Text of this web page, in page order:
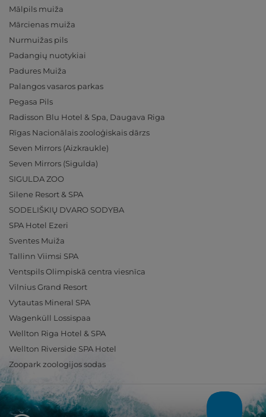
Mālpils muiža
Mārcienas muiža
Nurmuižas pils
Padangių nuotykiai
Padures Muiža
Palangos vasaros parkas
Pegasa Pils
Radisson Blu Hotel & Spa, Daugava Riga
Rīgas Nacionālais zooloģiskais dārzs
Seven Mirrors (Aizkraukle)
Seven Mirrors (Sigulda)
SIGULDA ZOO
Silene Resort & SPA
SODELIŠKIŲ DVARO SODYBA
SPA Hotel Ezeri
Sventes Muiža
Tallinn Viimsi SPA
Ventspils Olimpiskā centra viesnīca
Vilnius Grand Resort
Vytautas Mineral SPA
Wagenküll Lossispaa
Wellton Riga Hotel & SPA
Wellton Riverside SPA Hotel
Zoopark zoologijos sodas